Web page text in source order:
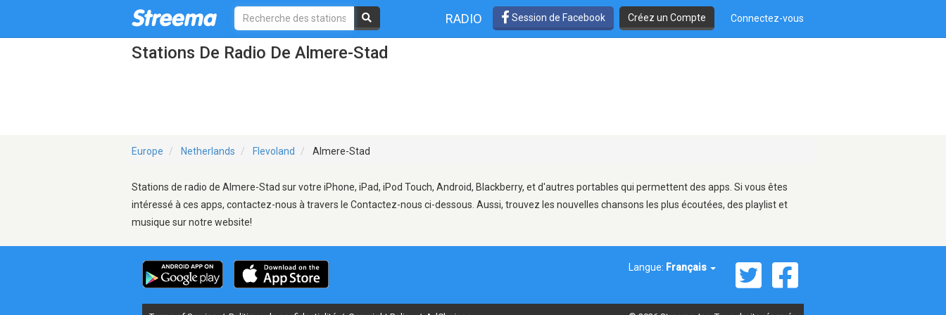
RADIO Session de Facebook Créez un Compte Connectez-vous
Stations De Radio De Almere-Stad
Europe Netherlands Flevoland Almere-Stad
Stations de radio de Almere-Stad sur votre iPhone, iPad, iPod Touch, Android, Blackberry, et d'autres portables qui permettent des apps. Si vous êtes
intéressé à ces apps, contactez-nous à travers le Contactez-nous ci-dessous. Aussi, trouvez les nouvelles chansons les plus écoutées, des playlist et
musique sur notre website!
Langue: Français